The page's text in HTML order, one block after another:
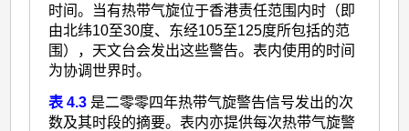
时间。当有热带气旋位于香港责任范围内时（即
由北纬10至30度、东经105至125度所包括的范
围），天文台会发出这些警告。表内使用的时间
为协调世界时。
表 4.3 是二零零四年热带气旋警告信号发出的次
数及其时段的摘要。表内亦提供每次热带气旋警